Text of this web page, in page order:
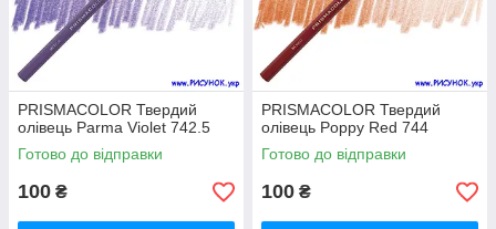
PRISMACOLOR Твердий
олівець Parma Violet 742.5
Готово до відправки
100 ₴
PRISMACOLOR Твердий
олівець Poppy Red 744
Готово до відправки
100 ₴